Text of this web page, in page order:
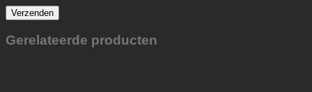
Gerelateerde producten